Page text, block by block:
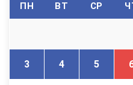
ПН ВТ СР
3 4 5